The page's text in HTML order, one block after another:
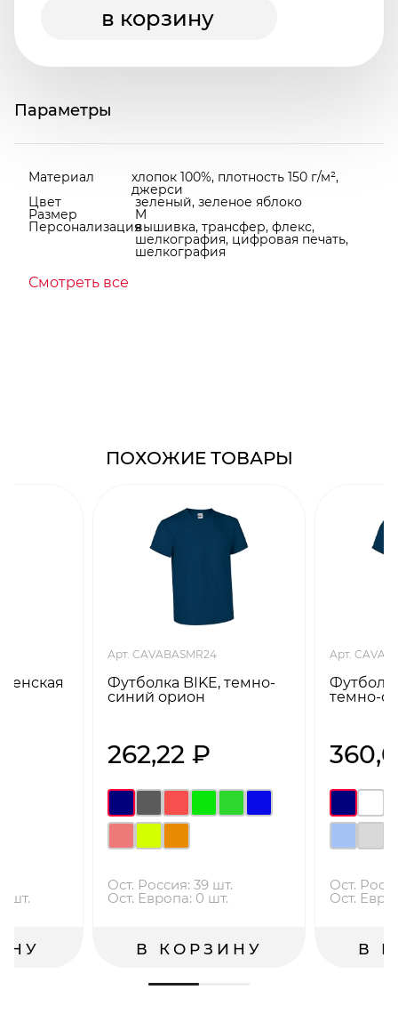
в корзину
Параметры
Материал хлопок 100%, плотность 150 г/м²,
джерси
Цвет зеленый, зеленое яблоко
Размер M
Персонализациявышивка, трансфер, флекс,
шелкография, цифровая печать,
шелкография
Смотреть все
ПОХОЖИЕ ТОВАРЫ
шт.
Арт. CAVABASMR24
Футболка BIKE, темно-
синий орион
262,22 ₽
Ост. Россия: 39 шт.
Ост. Европа: 0 шт.
В КОРЗИНУ
Арт.
темно-
Ост.
Ост.
В